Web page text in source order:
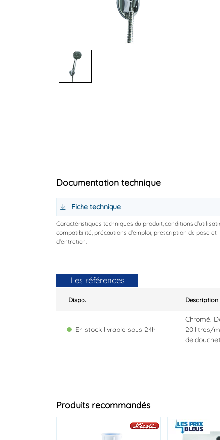
Documentation technique
Fiche technique
Caractéristiques techniques du produit, conditions
compatibilité, précautions d'emploi, prescription de pose et
d'entretien.
Les références
Dispo. Description
En stock livrable sous 24h
Chromé.
20 litres/
de
Produits recommandés